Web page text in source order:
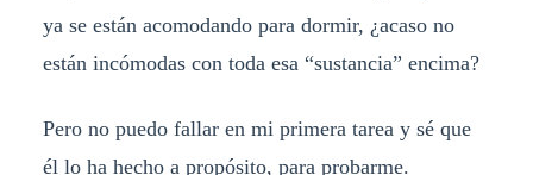
ya se están acomodando para dormir, ¿acaso no
están incómodas con toda esa “sustancia” encima?
Pero no puedo fallar en mi primera tarea y sé que
él lo ha hecho a propósito, para probarme.